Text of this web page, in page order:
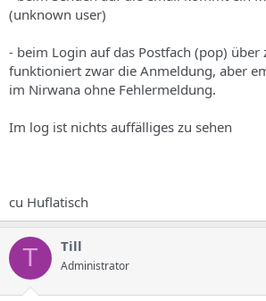
(unknown user)
- beim Login auf das Postfach (pop) über
funktioniert zwar die Anmeldung, aber
im Nirwana ohne Fehlermeldung.
Im log ist nichts auffälliges zu sehen
cu Huflatisch
T Till
Administrator